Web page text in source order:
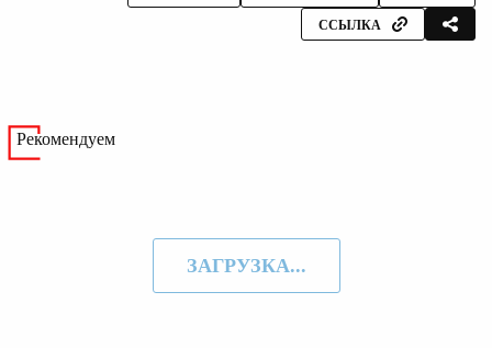
ССЫЛКА
Рекомендуем
ЗАГРУЗКА...